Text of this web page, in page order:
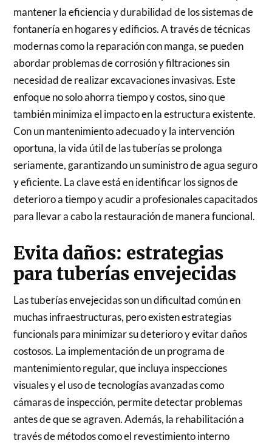
mantener la eficiencia y durabilidad de los sistemas de
fontanería en hogares y edificios. A través de técnicas
modernas como la reparación con manga, se pueden
abordar problemas de corrosión y filtraciones sin
necesidad de realizar excavaciones invasivas. Este
enfoque no solo ahorra tiempo y costos, sino que
también minimiza el impacto en la estructura existente.
Con un mantenimiento adecuado y la intervención
oportuna, la vida útil de las tuberías se prolonga
seriamente, garantizando un suministro de agua seguro
y eficiente. La clave está en identificar los signos de
deterioro a tiempo y acudir a profesionales capacitados
para llevar a cabo la restauración de manera funcional.
Evita daños: estrategias
para tuberías envejecidas
Las tuberías envejecidas son un dificultad común en
muchas infraestructuras, pero existen estrategias
funcionals para minimizar su deterioro y evitar daños
costosos. La implementación de un programa de
mantenimiento regular, que incluya inspecciones
visuales y el uso de tecnologías avanzadas como
cámaras de inspección, permite detectar problemas
antes de que se agraven. Además, la rehabilitación a
través de métodos como el revestimiento interno